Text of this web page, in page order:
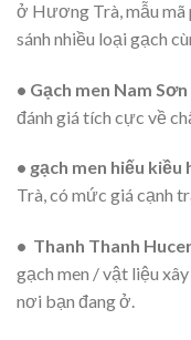
ở Hương Trà, mẫu mã
sánh nhiều loại gạch
• Gạch men Nam Sơn
đánh giá tích cực về
• gạch men hiếu kiều
Trà, có mức giá cạnh
• Thanh Thanh
gạch men / vật liệu
nơi bạn đang ở.